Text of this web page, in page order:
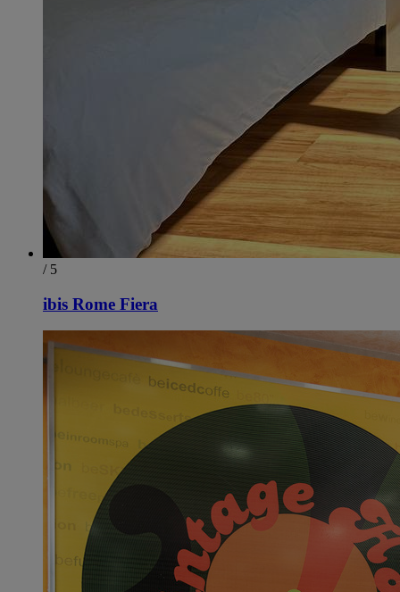
/ 5
ibis Rome Fiera